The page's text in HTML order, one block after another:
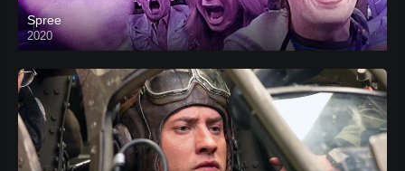
Spree
2020